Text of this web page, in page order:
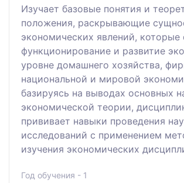
Изучает базовые понятия и
положения, раскрывающие
экономических явлений, которые
функционирование и развитие
уровне домашнего хозяйства,
национальной и мировой
базируясь на выводах основных
экономической теории,
прививает навыки проведения
исследований с применением
изучения экономических
Год обучения - 1